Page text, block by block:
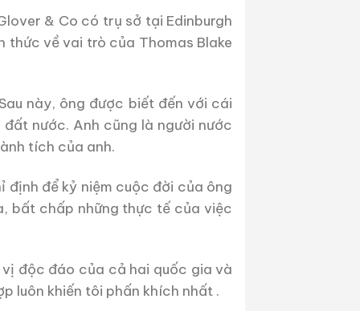
& Co có trụ sở tại Edinburgh
thức về vai trò của Thomas Blake
này, ông được biết đến với cái
nước. Anh cũng là người nước
tích của anh.
để kỷ niệm cuộc đời của ông
bất chấp những thực tế của việc
độc đáo của cả hai quốc gia và
luôn khiến tôi phấn khích nhất .